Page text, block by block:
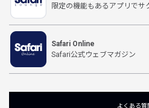
限定の機能もあるアプリでサ
Safari Online
Safari公式ウェブマガジン
よくある質